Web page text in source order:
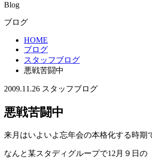
Blog
ブログ
HOME
ブログ
スタッフブログ
悪戦苦闘中
2009.11.26 スタッフブログ
悪戦苦闘中
来月はいよいよ忘年会の本格化する時期
なんと某スタディグループで12月９日の